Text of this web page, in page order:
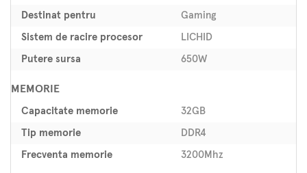
Destinat pentru Gaming
Sistem de racire procesor LICHID
Putere sursa 650W
MEMORIE
Capacitate memorie 32GB
Tip memorie DDR4
Frecventa memorie 3200Mhz